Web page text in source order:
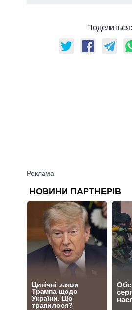
Поделиться: